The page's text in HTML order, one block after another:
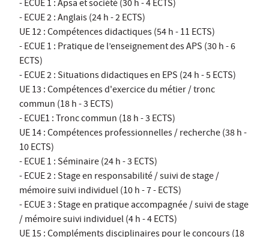
- ECUE 1 : Apsa et société (30 h - 4 ECTS)
- ECUE 2 : Anglais (24 h - 2 ECTS)
UE 12 : Compétences didactiques (54 h - 11 ECTS)
- ECUE 1 : Pratique de l’enseignement des APS (30 h - 6
ECTS)
- ECUE 2 : Situations didactiques en EPS (24 h - 5 ECTS)
UE 13 : Compétences d'exercice du métier / tronc
commun (18 h - 3 ECTS)
- ECUE1 : Tronc commun (18 h - 3 ECTS)
UE 14 : Compétences professionnelles / recherche (38 h -
10 ECTS)
- ECUE 1 : Séminaire (24 h - 3 ECTS)
- ECUE 2 : Stage en responsabilité / suivi de stage /
mémoire suivi individuel (10 h - 7 - ECTS)
- ECUE 3 : Stage en pratique accompagnée / suivi de stage
/ mémoire suivi individuel (4 h - 4 ECTS)